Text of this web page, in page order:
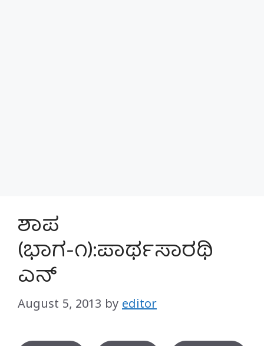
ಶಾಪ
(ಭಾಗ-೧):ಪಾರ್ಥಸಾರಥಿ
ಎನ್
August 5, 2013 by editor